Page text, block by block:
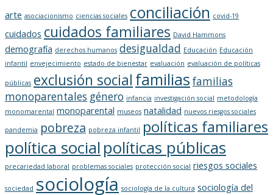
arte asociacionismo ciencias sociales conciliación covid-19
cuidados cuidados familiares David Hammons
demografía derechos humanos desigualdad Educación Educación
infantil envejecimiento estado de bienestar evaluación evaluación de políticas
públicas exclusión social familias familias
monoparentales género infancia investigación social metodología
monomarental monoparental museos natalidad nuevos riesgos sociales
pandemia pobreza pobreza infantil políticas familiares
política socialpolíticas públicas
precariedad laboral problemas sociales protección social riesgos sociales
sociedad sociología sociología de la cultura sociología del